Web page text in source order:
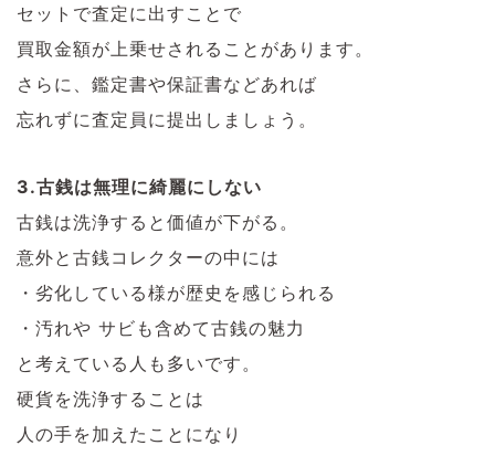
セットで査定に出すことで
買取金額が上乗せされることがあります。
さらに、鑑定書や保証書などあれば
忘れずに査定員に提出しましょう。
3.古銭は無理に綺麗にしない
古銭は洗浄すると価値が下がる。
意外と古銭コレクターの中には
・劣化している様が歴史を感じられる
・汚れや サビも含めて古銭の魅力
と考えている人も多いです。
硬貨を洗浄することは
人の手を加えたことになり